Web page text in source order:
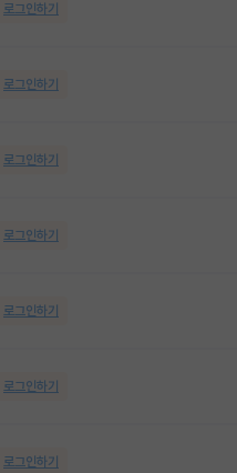
로그인하기
로그인하기
로그인하기
로그인하기
로그인하기
로그인하기
로그인하기